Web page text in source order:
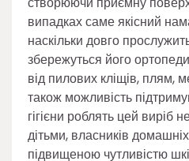
випадках саме якісний
наскільки довго
збережуться його
від пилових кліщів, плям,
також можливість
гігієни роблять цей виріб
дітьми, власників
підвищеною чутливістю